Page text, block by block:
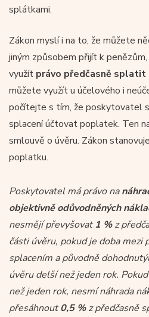
splátkami.
Zákon myslí i na to, že můžete
jiným způsobem přijít k
využít právo předčasně splatit
můžete využít u účelového i
počítejte s tím, že poskytovatel
splacení účtovat poplatek. Ten
smlouvě o úvěru. Zákon
poplatku.
Poskytovatel má právo na
objektivně odůvodněných
nesmějí převyšovat1 %z
části úvěru, pokud je doba mezi
splacením a původně
úvěru delší než jeden rok.
než jeden rok, nesmí náhrada
přesáhnout0,5 %z předčasně